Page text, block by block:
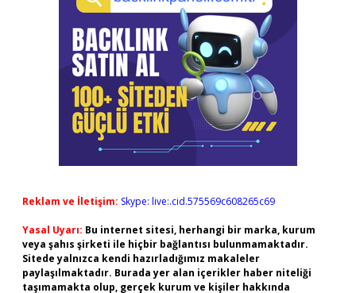
Reklam ve İletişim: Skype: live:.cid.575569c608265c69
Yasal Uyarı: Bu internet sitesi, herhangi bir marka, kurum
veya şahıs şirketi ile hiçbir bağlantısı bulunmamaktadır.
Sitede yalnızca kendi hazırladığımız makaleler
paylaşılmaktadır. Burada yer alan içerikler haber niteliği
taşımamakta olup, gerçek kurum ve kişiler hakkında